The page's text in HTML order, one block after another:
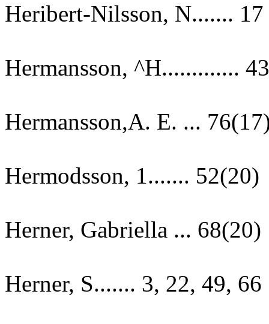
Heribert-Nilsson, N....... 17
Hermansson, ^H............. 43
Hermansson,A. E. ...
Hermodsson, 1....... 52(20)
Herner, Gabriella ... 68(20)
Herner, S....... 3, 22, 49, 66